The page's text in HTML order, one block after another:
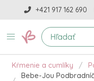
+421 917 162 690
Kŕmenie a cumlíky
Bebe-Jou